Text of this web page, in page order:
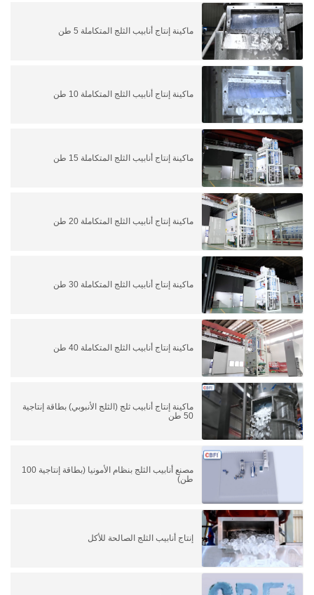
ماكينة إنتاج أنابيب الثلج المتكاملة 5 طن
ماكينة إنتاج أنابيب الثلج المتكاملة 10 طن
ماكينة إنتاج أنابيب الثلج المتكاملة 15 طن
ماكينة إنتاج أنابيب الثلج المتكاملة 20 طن
ماكينة إنتاج أنابيب الثلج المتكاملة 30 طن
ماكينة إنتاج أنابيب الثلج المتكاملة 40 طن
ماكينة إنتاج أنابيب ثلج (الثلج الأنبوبي) بطاقة إنتاجية
50 طن
مصنع أنابيب الثلج بنظام الأمونيا (بطاقة إنتاجية 100
طن)
إنتاج أنابيب الثلج الصالحة للأكل